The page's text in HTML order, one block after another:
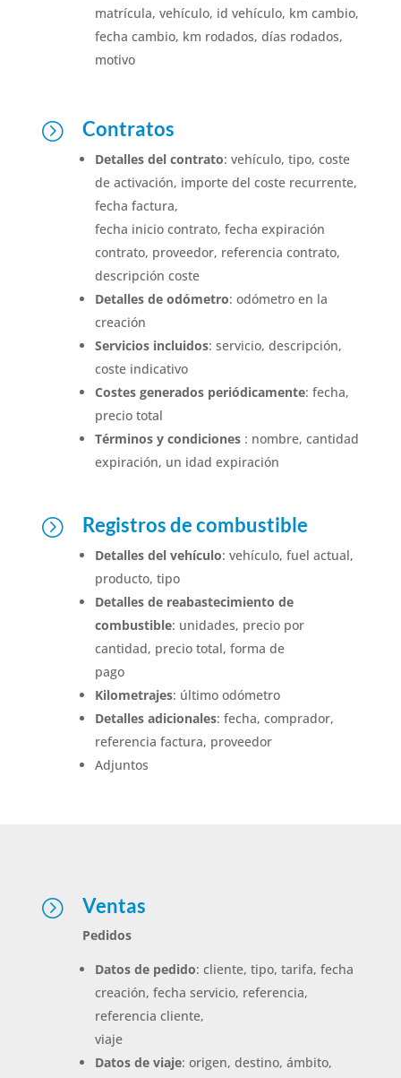
matrícula, vehículo, id vehículo, km cambio,
fecha cambio, km rodados, días rodados,
motivo
= Contratos
Detalles del contrato: vehículo, tipo, coste
de activación, importe del coste recurrente,
fecha factura,
fecha inicio contrato, fecha expiración
contrato, proveedor, referencia contrato,
descripción coste
Detalles de odómetro: odómetro en la
creación
Servicios incluidos: servicio, descripción,
coste indicativo
Costes generados periódicamente: fecha,
precio total
Términos y condiciones: nombre, cantidad
expiración, un idad expiración
= Registros de combustible
Detalles del vehículo: vehículo, fuel actual,
producto, tipo
Detalles de reabastecimiento de
combustible: unidades, precio por
cantidad, precio total, forma de
pago
Kilometrajes: último odómetro
Detalles adicionales: fecha, comprador,
referencia factura, proveedor
Adjuntos
= Ventas
Pedidos
Datos de pedido: cliente, tipo, tarifa, fecha
creación, fecha servicio, referencia,
referencia cliente,
viaje
Datos de viaje: origen, destino, ámbito,